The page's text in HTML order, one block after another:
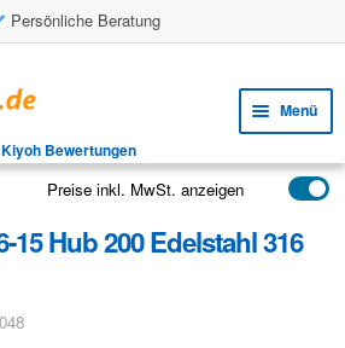
Persönliche Beratung
Menü
Bewertungen
Preise inkl. MwSt. anzeigen
15 Hub 200 Edelstahl 316